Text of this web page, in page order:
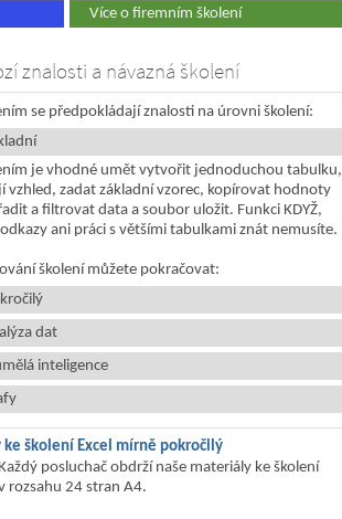
Více o firemním školení
znalosti a návazná školení
se předpokládají znalosti na úrovni školení:
je vhodné umět vytvořit jednoduchou tabulku,
vzhled, zadat základní vzorec, kopírovat hodnoty
a filtrovat data a soubor uložit. Funkci KDYŽ,
ani práci s většími tabulkami znát nemusíte.
školení můžete pokračovat:
dat
inteligence
ke školení Excel mírně pokročilý
Každý posluchač obdrží naše materiály ke školení
rozsahu 24 stran A4.